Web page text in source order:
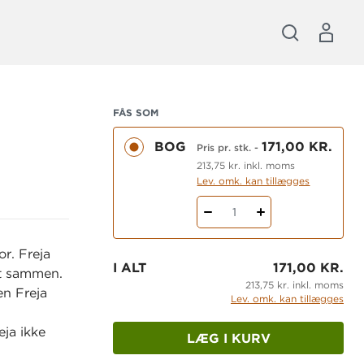
Freja
Freja
ikke
FÅS SOM
BOG Pris pr. stk. -171,00 KR.
213,75 kr. inkl. moms
Lev. omk. kan tillægges
1
I ALT 171,00 KR.
213,75 kr. inkl. moms
Lev. omk. kan tillægges
LÆG I KURV